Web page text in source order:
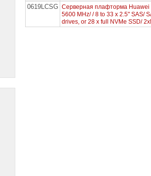
0619LCSG Серверная плафторма Huawei
5600 MHz/ / 8 to 33 x 2.5ʺ SAS/
drives, or 28 x full NVMe SSD/